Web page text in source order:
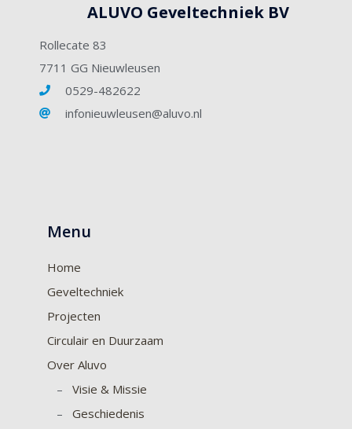
ALUVO Geveltechniek BV
Rollecate 83
7711 GG Nieuwleusen
0529-482622
infonieuwleusen@aluvo.nl
Menu
Home
Geveltechniek
Projecten
Circulair en Duurzaam
Over Aluvo
– Visie & Missie
– Geschiedenis